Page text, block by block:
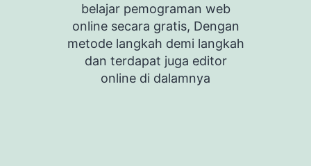
belajar pemograman web
online secara gratis, Dengan
metode langkah demi langkah
dan terdapat juga editor
online di dalamnya